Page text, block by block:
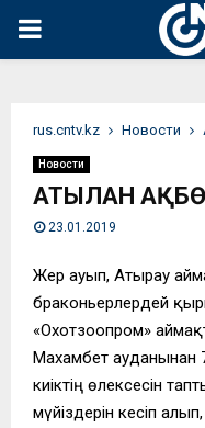
PRIMARY
rus.cntv.kz Новости
Новости
АТЫЛҒАН
23.01.2019
Жер ауып, Атырау
браконьерлердей
«Охотзоопром»
Махамбет ауданынан
киіктің өлексесін
мүйіздерін кесіп